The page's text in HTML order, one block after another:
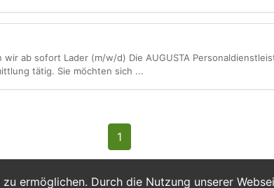
ermöglichen. Durch die Nutzung unserer
ab sofort Lader (m/w/d) Die AUGUSTA
tätig. Sie möchten sich ...
1